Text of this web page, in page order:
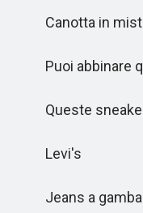
Canotta in
Puoi abbinare
Queste
Levi's
Jeans a gamba